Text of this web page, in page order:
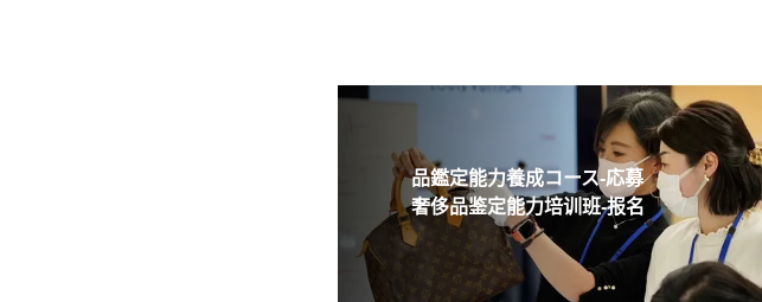
品鑑定能力養成コース-応募
奢侈品鉴定能力培训班-报名